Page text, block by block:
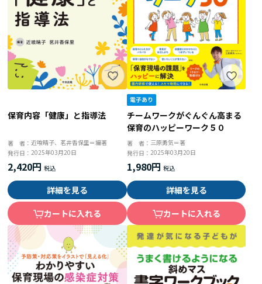
保育内容「健康」と指導法
著 者：近喰晴子、茗井香保里＝編著
発行日：2025年03月20日
2,420円
詳細を見る
カートに入れる
チームワークがぐんぐん高まる
保育のハッピーワーク５０
著 者： 三原勇気＝著
発行日： 2025年03月20日
1,980円
詳細を見る
カートに入れる